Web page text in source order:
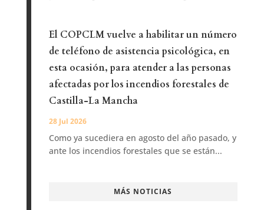
El COPCLM vuelve a habilitar un número
de teléfono de asistencia psicológica, en
esta ocasión, para atender a las personas
afectadas por los incendios forestales de
Castilla-La Mancha
28 Jul 2026
Como ya sucediera en agosto del año pasado, y
ante los incendios forestales que se están...
MÁS NOTICIAS